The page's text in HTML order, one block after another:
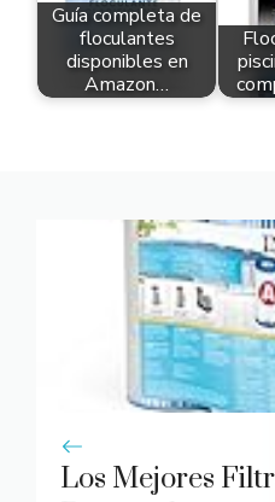
Guía completa de
floculantes
disponibles en
Amazon…
Los Mejores